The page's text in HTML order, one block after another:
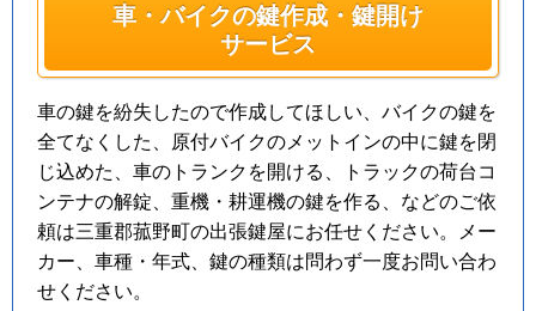
車・バイクの鍵作成・鍵開け
サービス
車の鍵を紛失したので作成してほしい、バイクの鍵を
全てなくした、原付バイクのメットインの中に鍵を閉
じ込めた、車のトランクを開ける、トラックの荷台コ
ンテナの解錠、重機・耕運機の鍵を作る、などのご依
頼は三重郡菰野町の出張鍵屋にお任せください。メー
カー、車種・年式、鍵の種類は問わず一度お問い合わ
せください。